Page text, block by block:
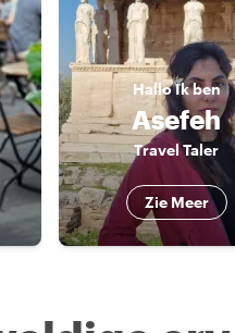
HalloIk ben
Asefeh
Travel Taler
Zie Meer